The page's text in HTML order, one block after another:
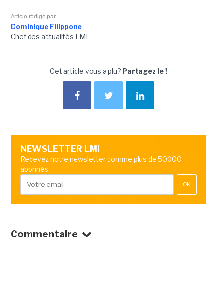
Article rédigé par
Dominique Filippone
Chef des actualités LMI
Cet article vous a plu? Partagez le !
NEWSLETTER LMI
Recevez notre newsletter comme plus de 50000
abonnés
OK
Commentaire